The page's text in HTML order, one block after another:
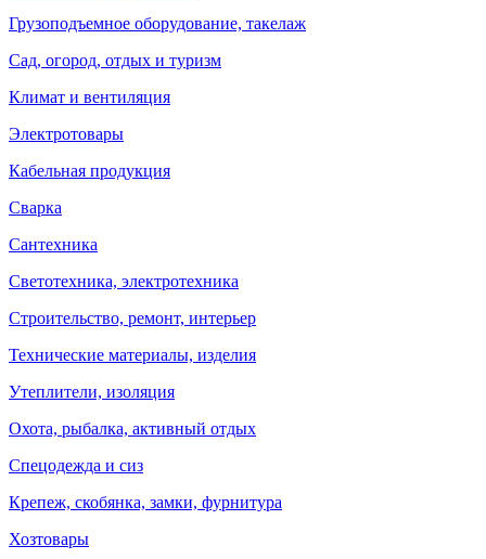
Грузоподъемное оборудование, такелаж
Сад, огород, отдых и туризм
Климат и вентиляция
Электротовары
Кабельная продукция
Сварка
Сантехника
Светотехника, электротехника
Строительство, ремонт, интерьер
Технические материалы, изделия
Утеплители, изоляция
Охота, рыбалка, активный отдых
Спецодежда и сиз
Крепеж, скобянка, замки, фурнитура
Хозтовары